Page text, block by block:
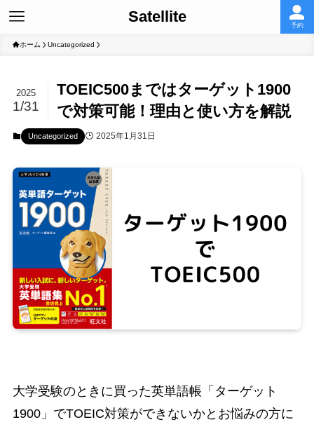
Satellite 予約
ホーム Uncategorized
TOEIC500まではターゲット1900
で対策可能！理由と使い方を解説
2025
1/31
Uncategorized 2025年1月31日
大学受験のときに買った英単語帳「ターゲット
1900」でTOEIC対策ができないかとお悩みの方に